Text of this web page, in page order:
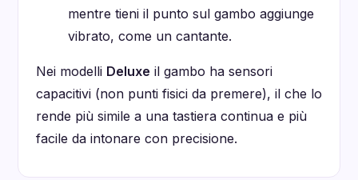
mentre tieni il punto sul gambo aggiunge
vibrato, come un cantante.
Nei modelli Deluxe il gambo ha sensori
capacitivi (non punti fisici da premere), il che lo
rende più simile a una tastiera continua e più
facile da intonare con precisione.